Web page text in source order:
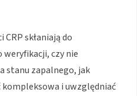
skłaniają do
czy nie
stanu zapalnego, jak
kompleksowa i uwzględniać